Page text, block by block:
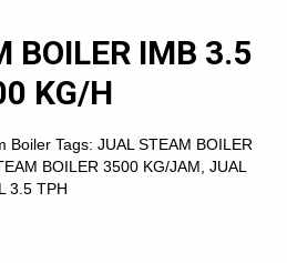
BOILER IMB 3.5
KG/H
Boiler Tags:JUAL STEAM BOILER
BOILER 3500 KG/JAM ,JUAL
3.5 TPH